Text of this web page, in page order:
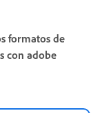
formatos de
con adobe